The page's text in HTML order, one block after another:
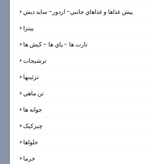
پيش غذاها و غذاهاي جانبي- اردور- سايد ديش
پیتزا
تارت ها - پاي ها - كيش ها
ترشيجات
تزئینها
تن ماهي
جوانه ها
چیزکیک
حلواها
خرما